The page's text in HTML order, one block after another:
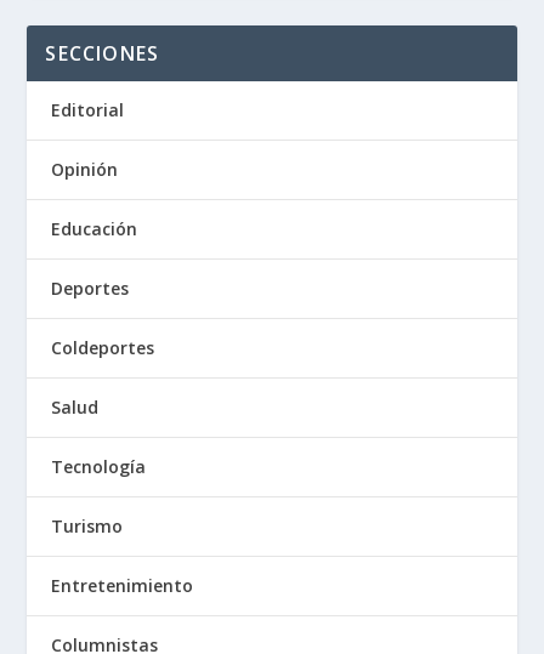
SECCIONES
Editorial
Opinión
Educación
Deportes
Coldeportes
Salud
Tecnología
Turismo
Entretenimiento
Columnistas